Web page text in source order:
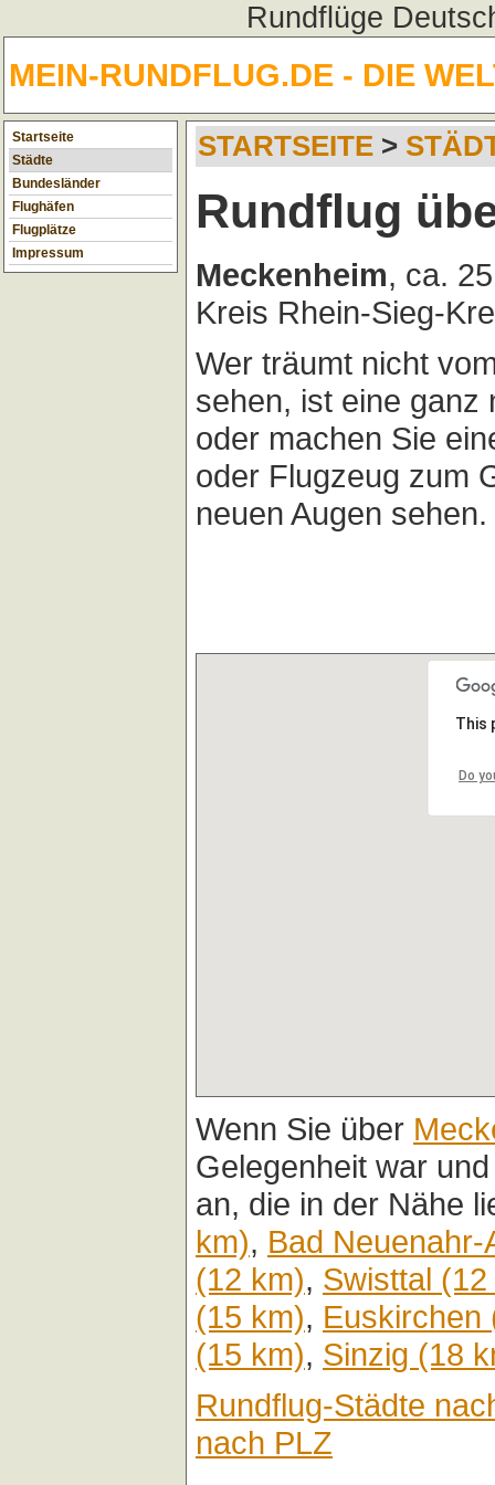
Rundflüge
MEIN-RUNDFLUG.DE - DIE
Startseite
Städte
Bundesländer
Flughäfen
Flugplätze
Impressum
STARTSEITE >
Rundflug
Meckenheim, ca.
Kreis Rhein-Sieg-
Wer träumt nicht
sehen, ist eine ganz
oder machen Sie
oder Flugzeug zum
neuen Augen sehen.
This
Do
Wenn Sie über
Gelegenheit war
an, die in der Nähe
km), Bad
(12 km), Swisttal
(15 km), Euskirchen
(15 km), Sinzig (18
Rundflug-Städte
nach PLZ